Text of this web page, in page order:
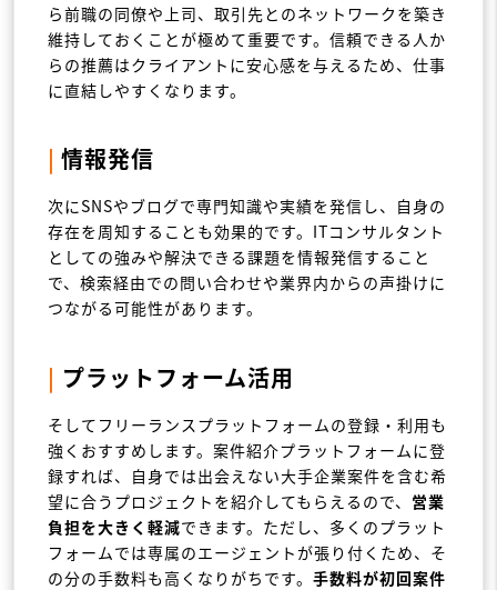
ら前職の同僚や上司、取引先とのネットワークを築き
維持しておくことが極めて重要です。信頼できる人か
らの推薦はクライアントに安心感を与えるため、仕事
に直結しやすくなります。
| 情報発信
次にSNSやブログで専門知識や実績を発信し、自身の
存在を周知することも効果的です。ITコンサルタント
としての強みや解決できる課題を情報発信すること
で、検索経由での問い合わせや業界内からの声掛けに
つながる可能性があります。
| プラットフォーム活用
そしてフリーランスプラットフォームの登録・利用も
強くおすすめします。案件紹介プラットフォームに登
録すれば、自身では出会えない大手企業案件を含む希
望に合うプロジェクトを紹介してもらえるので、 営業
負担を大きく軽減できます。ただし、多くのプラット
フォームでは専属のエージェントが張り付くため、そ
の分の手数料も高くなりがちです。 手数料が初回案件